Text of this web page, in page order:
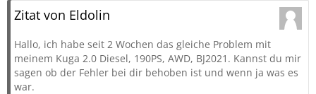
Zitat von Eldolin
Hallo, ich habe seit 2 Wochen das gleiche Problem mit
meinem Kuga 2.0 Diesel, 190PS, AWD, BJ2021. Kannst du mir
sagen ob der Fehler bei dir behoben ist und wenn ja was es
war.